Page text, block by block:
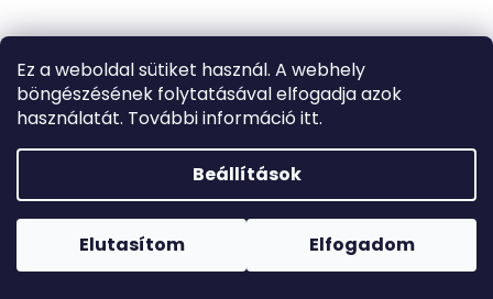
Ez a weboldal sütiket használ. A webhely
böngészésének folytatásával elfogadja azok
használatát. További információ itt.
Beállítások
Elutasítom Elfogadom
Forró napokon nem javasoljuk a csomagautomatákba
történő kézbesítést. A magas hőmérsékletre érzékeny
termékek átvételkor nem biztos, hogy optimális állapotban
u
k
MEDIBLANC
KIDS
RASPBERRY
MÁLNA
ÍZŰ,
EXP: